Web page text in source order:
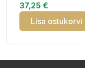
Hex 60° (27183SUB)
37,25 €
Lisa ostukorvi